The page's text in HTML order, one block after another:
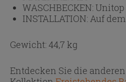
WASCHBECKEN:
INSTALLATION:Auf
Gewicht: 44,7 kg
Entdecken Sie die